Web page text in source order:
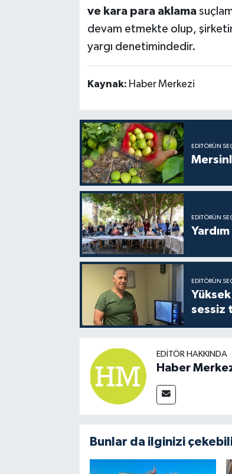
ve kara para aklama
devam etmekte olup,
yargı denetimindedir.
Kaynak: Haber Merkezi
EDITÖRÜN
EDITÖRÜN
EDITÖRÜN
sessiz
EDITÖR HAKKINDA
Haber
Bunlar da ilginizi